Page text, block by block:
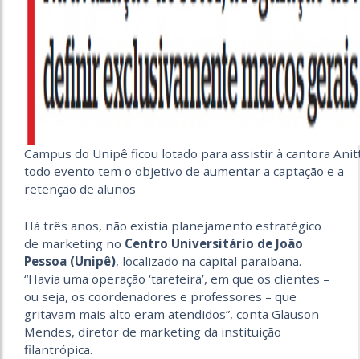
Campus do Unipê ficou lotado para assistir à cantora
todo evento tem o objetivo de aumentar a captação e a
retenção de alunos
Há três anos, não existia planejamento estratégico
de marketing no Centro Universitário de João
Pessoa (Unipê), localizado na capital paraibana.
“Havia uma operação ‘tarefeira’, em que os clientes –
ou seja, os coordenadores e professores – que
gritavam mais alto eram atendidos”, conta Glauson
Mendes, diretor de marketing da instituição
filantrópica.